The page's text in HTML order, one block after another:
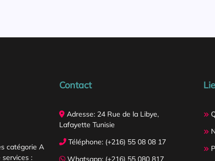
catégorie A
:
Contact
Adresse: 24 Rue de la Libye,
Lafayette Tunisie
Téléphone: (+216) 55 08 08 17
Whatsapp: (+216) 55 080 817